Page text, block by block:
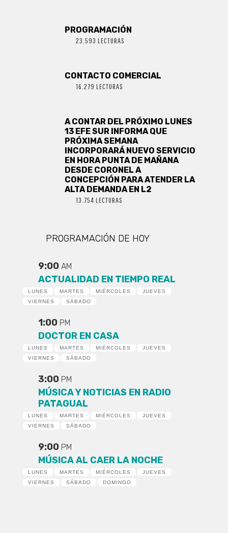
PROGRAMACIÓN
23.593 LECTURAS
CONTACTO COMERCIAL
16.279 LECTURAS
A CONTAR DEL PRÓXIMO LUNES
13 EFE SUR INFORMA QUE
PRÓXIMA SEMANA
INCORPORARÁ NUEVO SERVICIO
EN HORA PUNTA DE MAÑANA
DESDE CORONEL A
CONCEPCIÓN PARA ATENDER LA
ALTA DEMANDA EN L2
13.754 LECTURAS
PROGRAMACIÓN DE HOY
9:00 AM
ACTUALIDAD EN TIEMPO REAL
LUNES MARTES MIÉRCOLES
JUEVES
VIERNES
SÁBADO
1:00 PM
DOCTOR EN CASA
LUNES MARTES MIÉRCOLES
JUEVES
VIERNES
SÁBADO
3:00 PM
MÚSICA Y NOTICIAS EN RADIO
PATAGUAL
LUNES MARTES MIÉRCOLES
JUEVES
VIERNES
SÁBADO
9:00 PM
MÚSICA AL CAER LA NOCHE
LUNES MARTES MIÉRCOLES
JUEVES
VIERNES
SÁBADO DOMINGO